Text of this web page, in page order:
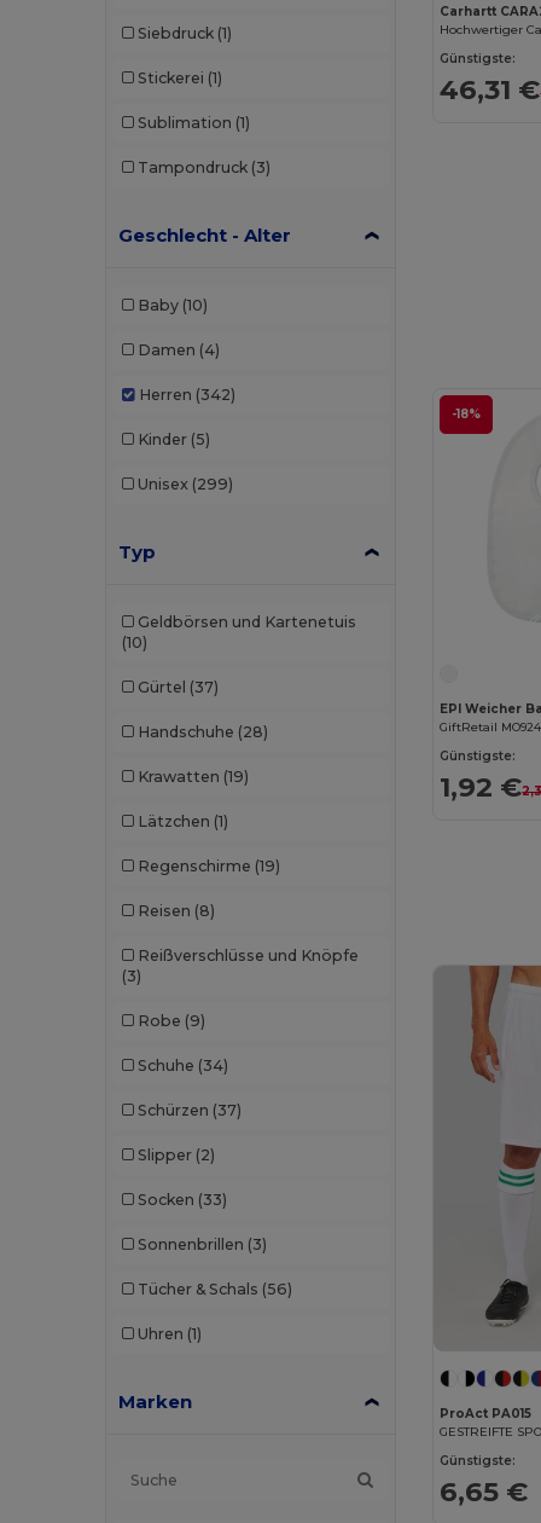
Siebdruck (1)
Stickerei (1)
Sublimation (1)
Tampondruck (3)
Geschlecht - Alter
Baby (10)
Damen (4)
Herren (342)
Kinder (5)
Unisex (299)
Typ
Geldbörsen und Kartenetuis
(10)
Gürtel (37)
Handschuhe (28)
Krawatten (19)
Lätzchen (1)
Regenschirme (19)
Reisen (8)
Reißverschlüsse und Knöpfe
(3)
Robe (9)
Schuhe (34)
Schürzen (37)
Slipper (2)
Socken (33)
Sonnenbrillen (3)
Tücher & Schals (56)
Uhren (1)
Marken
Carhartt
Günstigste:
46,31 €
-18%
GiftRetail
Günstigste:
1,92 €
ProAct PA015
GESTREIFTE
Günstigste:
6,65 €